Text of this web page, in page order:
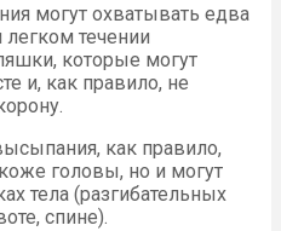
могут охватывать едва
течении
которые могут
и, как правило, не
как правило,
головы, но и могут
тела (разгибательных
спине).